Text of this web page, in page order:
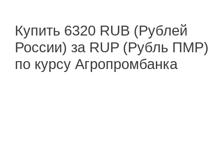
Купить 6320 RUB (Рублей
России) за RUP (Рубль ПМР)
по курсу Агропромбанка